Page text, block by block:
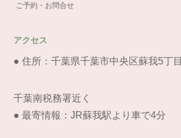
ご予約・お問合せ
アクセス
● 住所：千葉県千葉市中央区蘇我5丁目
千葉南税務署近く
● 最寄情報：JR蘇我駅より車で4分